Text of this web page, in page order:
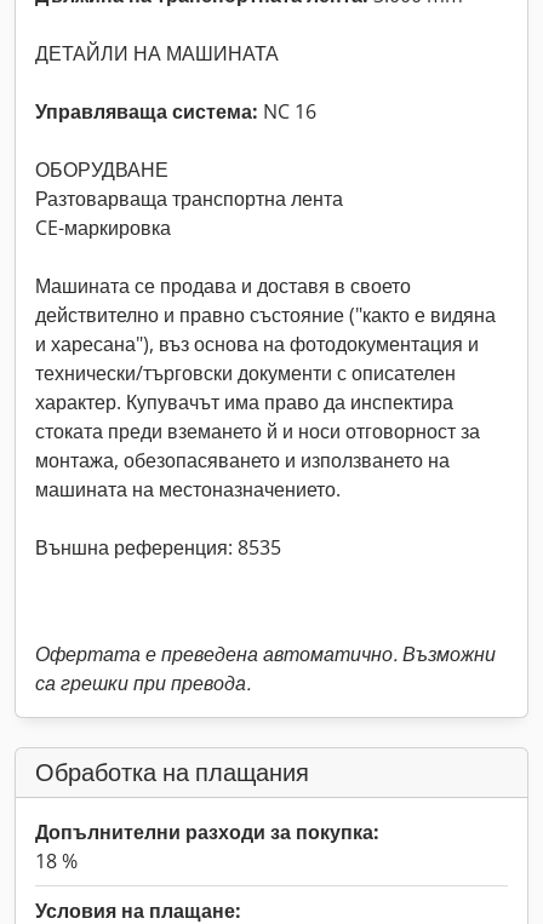
ДЕТАЙЛИ НА МАШИНАТА
Управляваща система: NC 16
ОБОРУДВАНЕ
Разтоварваща транспортна лента
CE-маркировка
Машината се продава и доставя в своето
действително и правно състояние ("както е видяна
и харесана"), въз основа на фотодокументация и
технически/търговски документи с описателен
характер. Купувачът има право да инспектира
стоката преди вземането й и носи отговорност за
монтажа, обезопасяването и използването на
машината на местоназначението.
Външна референция: 8535
Офертата е преведена автоматично. Възможни
са грешки при превода.
Обработка на плащания
Допълнителни разходи за покупка:
18 %
Условия на плащане: